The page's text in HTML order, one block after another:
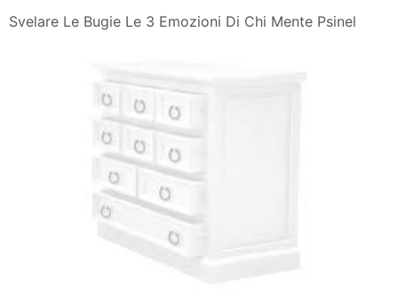
Svelare Le Bugie Le 3 Emozioni Di Chi Mente Psinel